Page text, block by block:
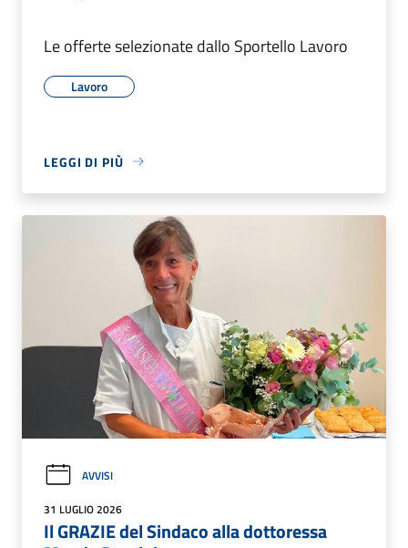
Le offerte selezionate dallo Sportello Lavoro
Lavoro
LEGGI DI PIÙ
AVVISI
31 LUGLIO 2026
Il GRAZIE del Sindaco alla dottoressa